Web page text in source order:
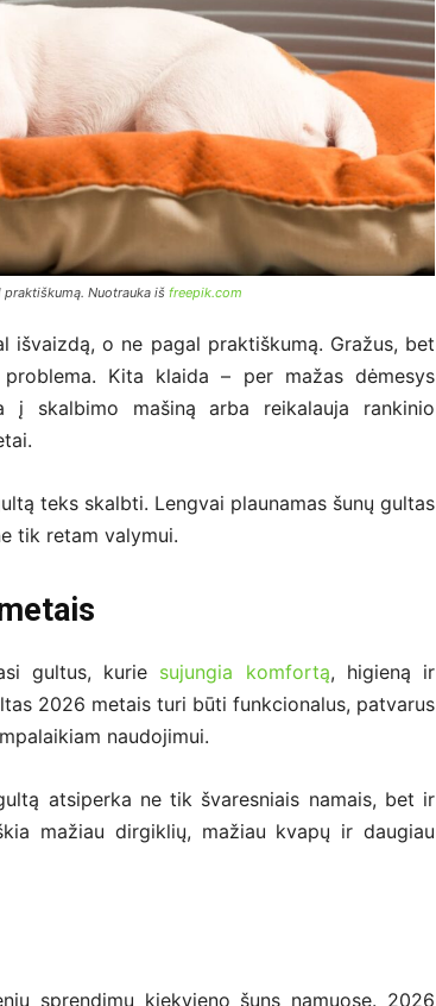
Nuotrauka iš freepik.com
išvaizdą, o ne pagal praktiškumą. Gražus, bet
Kita klaida – per mažas dėmesys
į skalbimo mašiną arba reikalauja rankinio
teks skalbti. Lengvai plaunamas šunų gultas
tik retam valymui.
gultus, kurie sujungia komfortą, higieną ir
2026 metais turi būti funkcionalus, patvarus
naudojimui.
atsiperka ne tik švaresniais namais, bet ir
mažiau dirgiklių, mažiau kvapų ir daugiau
sprendimų kiekvieno šuns namuose. 2026